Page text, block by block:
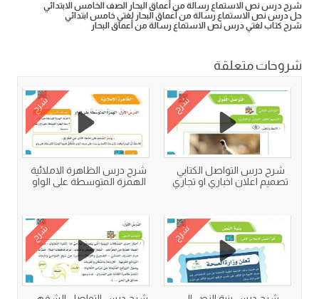
شرح درس نص الاستماع رسالة من أعماق البحار الصف الخامس الابتدائي
حل درس نص الاستماع رسالة من أعماق البحار لغتي خامس ابتدائي
شرح كتاب لغتي درس نص الاستماع رسالة من أعماق البحار
شروحات متعلقة
شرح
شرح درس التواصل الكتابي
تصميم اعلان اخباري او تجاري
شرح
شرح درس الظاهرة الاملائية
الهمزة المتوسطة على الواو
شرح شرح